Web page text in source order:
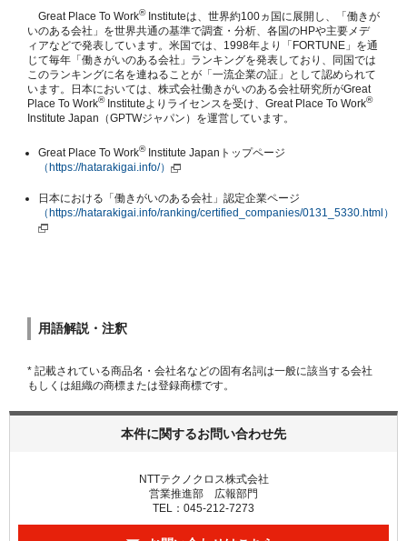
Great Place To Work®Instituteは、世界約100ヵ国に展開し、「働きが
いのある会社」を世界共通の基準で調査・分析、各国のHPや主要メデ
ィアなどで発表しています。米国では、1998年より「FORTUNE」を通
じて毎年「働きがいのある会社」ランキングを発表しており、同国では
このランキングに名を連ねることが「一流企業の証」として認められて
います。日本においては、株式会社働きがいのある会社研究所がGreat
Place To Work®Instituteよりライセンスを受け、Great Place To Work®
Institute Japan（GPTWジャパン）を運営しています。
Great Place To Work®Institute Japanトップページ
（https://hatarakigai.info/）
日本における「働きがいのある会社」認定企業ページ
（https://hatarakigai.info/ranking/certified_companies/0131_5330.html）
用語解説・注釈
* 記載されている商品名・会社名などの固有名詞は一般に該当する会社
もしくは組織の商標または登録商標です。
本件に関するお問い合わせ先
NTTテクノクロス株式会社
営業推進部 広報部門
TEL：045-212-7273